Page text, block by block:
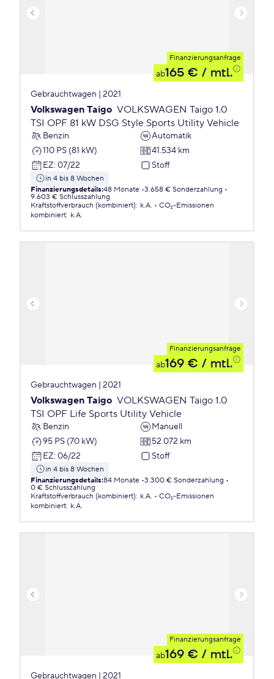
Finanzierungsanfrage
ab165 € / mtl.
Gebrauchtwagen | 2021
Volkswagen Taigo VOLKSWAGEN Taigo 1.0
TSI OPF 81 kW DSG Style Sports Utility Vehicle
Benzin
Automatik
110 PS (81 kW)
41.534 km
EZ: 07/22 Stoff
in 4 bis 8 Wochen
Finanzierungsdetails:48 Monate 3.658 € Sonderzahlung
9.603 € Schlusszahlung
Kraftstoffverbrauch (kombiniert): k.A.
CO₂-Emissionen
kombiniert: k.A.
Finanzierungsanfrage
ab169 € / mtl.
Gebrauchtwagen | 2021
Volkswagen Taigo VOLKSWAGEN Taigo 1.0
TSI OPF Life Sports Utility Vehicle
Benzin
Manuell
95 PS (70 kW)
52.072 km
EZ: 06/22 Stoff
in 4 bis 8 Wochen
Finanzierungsdetails:84 Monate 3.300 € Sonderzahlung
0 € Schlusszahlung
Kraftstoffverbrauch (kombiniert): k.A.
CO₂-Emissionen
kombiniert: k.A.
Finanzierungsanfrage
ab169 € / mtl.
Gebrauchtwagen | 2021